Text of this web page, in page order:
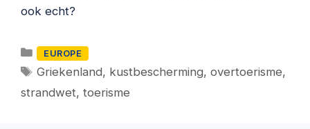
ook echt?
Categorieën
EUROPE
Tags
Griekenland, kustbescherming,overtoerisme,
strandwet, toerisme